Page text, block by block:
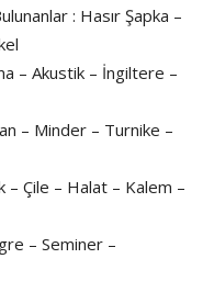
: Hasır Şapka –
– Akustik – İngiltere –
– Minder – Turnike –
Çile – Halat – Kalem –
– Seminer –